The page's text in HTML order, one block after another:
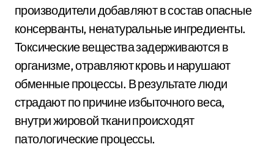
производители добавляют в состав опасные
консерванты, ненатуральные ингредиенты.
Токсические вещества задерживаются в
организме, отравляют кровь и нарушают
обменные процессы. В результате люди
страдают по причине избыточного веса,
внутри жировой ткани происходят
патологические процессы.